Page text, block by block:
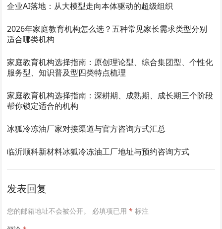
企业AI落地：从大模型走向本体驱动的超级组织
2026年家庭教育机构怎么选？五种常见家长需求类型分别
适合哪类机构
家庭教育机构选择指南：原创理论型、综合集团型、个性化
服务型、知识普及型四类特点梳理
家庭教育机构选择指南：深耕期、成熟期、成长期三个阶段
帮你锁定适合的机构
冰狐冷冻油厂家对接渠道与官方咨询方式汇总
临沂顺科新材料冰狐冷冻油工厂地址与预约咨询方式
发表回复
您的邮箱地址不会被公开。 必填项已用* 标注